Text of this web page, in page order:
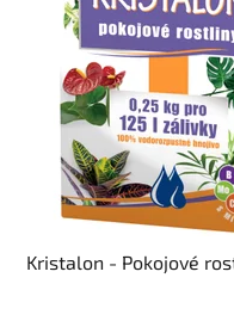
Kristalon - Pokojové